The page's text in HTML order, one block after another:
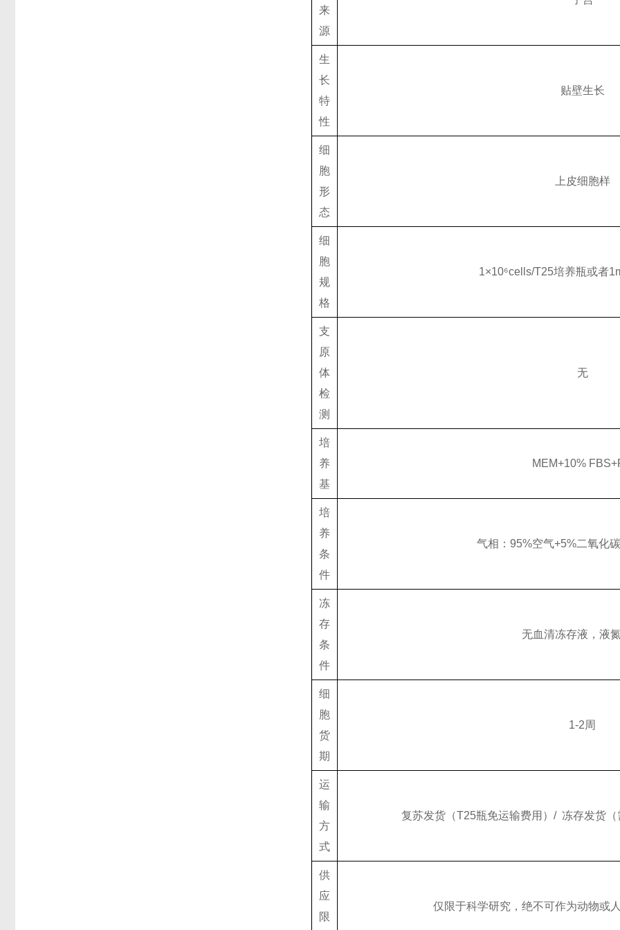
来
源
生
长
特
性
贴壁生长
细
胞
形
态
上皮细胞样
细
胞
规
格
1×10⁶cells/T25培养瓶或者
支
原
体
检
测
无
培
养
基
MEM+10%
培
养
条
件
气相：95%空气+5%二氧化
冻
存
条
件
无血清冻存液，液
细
胞
货
期
1-2周
运
输
方
式
复苏发货（T25瓶免运输费用）/ 冻存发货
供
应
限
仅限于科学研究，绝不可作为动物或